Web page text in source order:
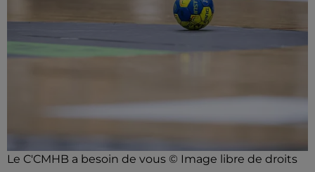
Le C'CMHB a besoin de vous © Image libre de droits